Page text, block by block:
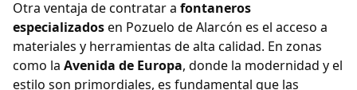
Otra ventaja de contratar a fontaneros
especializadosen Pozuelo de Alarcón es el acceso a
materiales y herramientas de alta calidad. En zonas
como la Avenida de Europa, donde la modernidad y el
estilo son primordiales, es fundamental que las